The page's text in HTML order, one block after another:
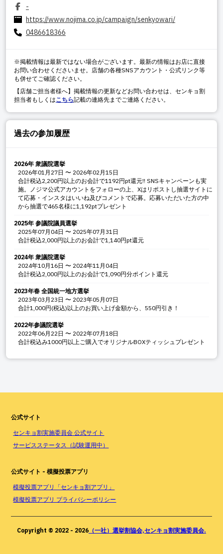
-
https://www.nojima.co.jp/campaign/senkyowari/
0486618366
※掲載情報は最新ではない場合がございます。最新の情報はお店に直接
お問い合わせくださいませ。店舗の各種SNSアカウント・公式リンク等
も併せてご確認ください。
【店舗ご担当者様へ】掲載情報の更新などお問い合わせは、センキョ割
担当者もしくはこちら記載の連絡先までご連絡ください。
過去の参加履歴
2026年 衆議院選挙
2026年01月27日 〜 2026年02月15日
合計税込2,200円以上のお会計で1192円pt還元!! SNSキャンペーンも実
施。ノジマ公式アカウントをフォローの上、Xはリポストし抽選サイトに
て応募・インスタはいいね及びコメントで応募。応募いただいた方の中
から抽選で465名様に1,192ptプレゼント
2025年 参議院議員選挙
2025年07月04日 〜 2025年07月31日
合計税込2,000円以上のお会計で1,140円pt還元
2024年 衆議院選挙
2024年10月16日 〜 2024年11月04日
合計税込2,000円以上のお会計で1,090円分ポイント還元
2023年春 全国統一地方選挙
2023年03月23日 〜 2023年05月07日
合計1,000円(税込)以上のお買い上げ金額から、550円引き！
2022年参議院選挙
2022年06月22日 〜 2022年07月18日
合計税込み1000円以上ご購入でオリジナルBOXティッシュプレゼント
公式サイト
センキョ割実施委員会 公式サイト
サービスステータス（試験運用中）
公式サイト - 模擬投票アプリ
模擬投票アプリ「センキョ割アプリ」
模擬投票アプリ プライバシーポリシー
Copyright © 2022 - 2026 （一社）選挙割協会,センキョ割実施委員会.